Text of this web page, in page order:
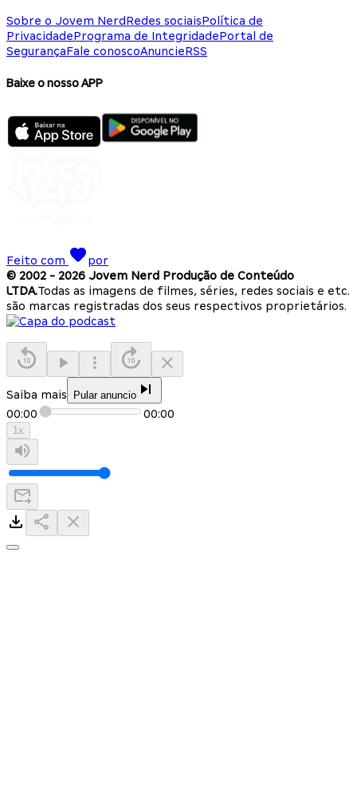
Sobre o Jovem NerdRedes sociaisPolítica de
PrivacidadePrograma de IntegridadePortal de
SegurançaFale conoscoAnuncieRSS
Baixe o nosso APP
Feito com
por
© 2002 - 2026 Jovem Nerd Produção de Conteúdo
LTDA.Todas as imagens de filmes, séries, redes sociais e etc.
são marcas registradas dos seus respectivos proprietários.
Saiba mais Pular anuncio
00:00 00:00
1x